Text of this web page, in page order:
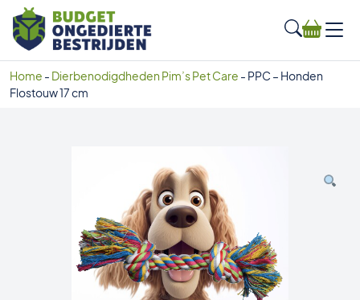
Home - Dierbenodigdheden Pim’s Pet Care - PPC – Honden
Flostouw 17 cm